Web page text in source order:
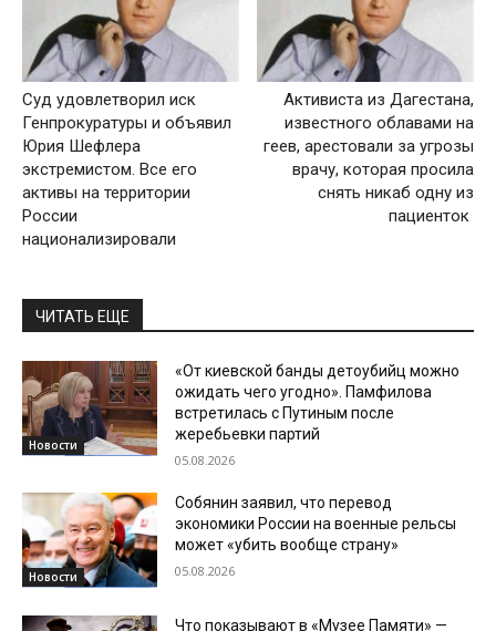
Суд удовлетворил иск
Генпрокуратуры и объявил
Юрия Шефлера
экстремистом. Все его
активы на территории
России
национализировали
Активиста из Дагестана,
известного облавами на
геев, арестовали за угрозы
врачу, которая просила
снять никаб одну из
пациенток
ЧИТАТЬ ЕЩЕ
Новости
«От киевской банды детоубийц можно
ожидать чего угодно». Памфилова
встретилась с Путиным после
жеребьевки партий
05.08.2026
Новости
Собянин заявил, что перевод
экономики России на военные рельсы
может «убить вообще страну»
05.08.2026
Что показывают в «Музее Памяти» —